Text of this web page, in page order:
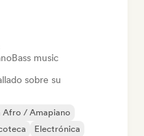
Bass music
sobre su
Afro / Amapiano
Electrónica